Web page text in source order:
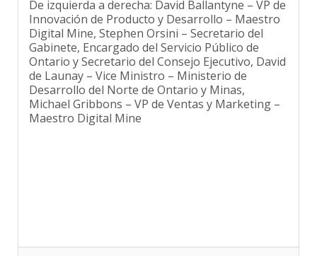
Innovación de Producto y Desarrollo – Maestro
Digital Mine, Stephen Orsini – Secretario del
Gabinete, Encargado del Servicio Público de
Ontario y Secretario del Consejo Ejecutivo, David
de Launay – Vice Ministro – Ministerio de
Desarrollo del Norte de Ontario y Minas,
Michael Gribbons – VP de Ventas y Marketing –
Maestro Digital Mine